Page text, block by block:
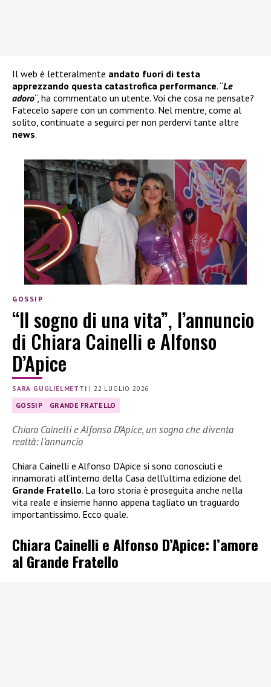
Il web è letteralmente andato fuori di testa
apprezzando questa catastrofica performance. “Le
adoro“, ha commentato un utente. Voi che cosa ne pensate?
Fatecelo sapere con un commento. Nel mentre, come al
solito, continuate a seguirci per non perdervi tante altre
news.
GOSSIP
“Il sogno di una vita”, l’annuncio
di Chiara Cainelli e Alfonso
D’Apice
SARA GUGLIELMETTI |22 LUGLIO 2026
GOSSIP GRANDE FRATELLO
Chiara Cainelli e Alfonso D’Apice, un sogno che diventa
realtà: l’annuncio
Chiara Cainelli e Alfonso D’Apice si sono conosciuti e
innamorati all’interno della Casa dell’ultima edizione del
Grande Fratello. La loro storia è proseguita anche nella
vita reale e insieme hanno appena tagliato un traguardo
importantissimo. Ecco quale.
Chiara Cainelli e Alfonso D’Apice: l’amore
al Grande Fratello